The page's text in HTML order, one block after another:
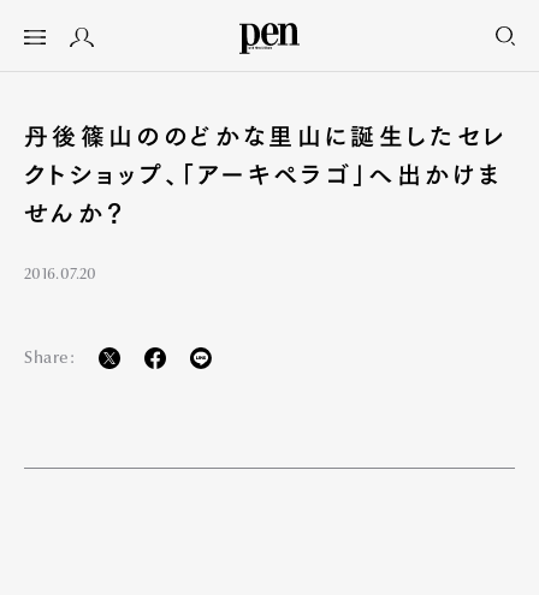
丹後篠山ののどかな里山に誕生したセレ
クトショップ、「アーキペラゴ」へ出かけま
せんか？
2016.07.20
Share: